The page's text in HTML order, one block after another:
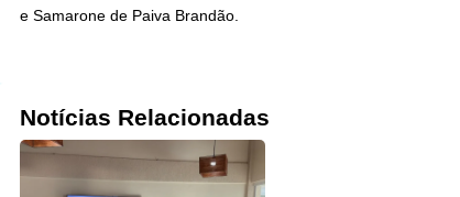
e Samarone de Paiva Brandão.
Notícias Relacionadas